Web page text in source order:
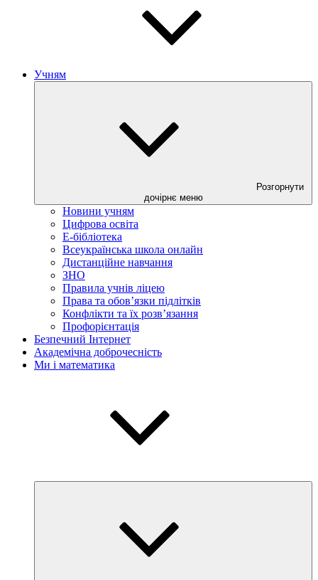
Учням
Розгорнути
дочірнє меню
Новини учням
Цифрова освіта
E-бібліотека
Всеукраїнська школа онлайн
Дистанційне навчання
ЗНО
Правила учнів ліцею
Права та обов’язки підлітків
Конфлікти та їх розв’язання
Профорієнтація
Безпечний Інтернет
Академічна доброчесність
Ми і математика